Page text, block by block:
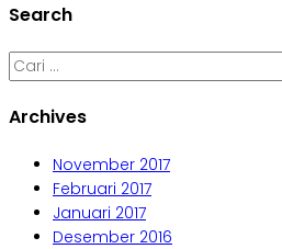
Search
Cari
untuk:
Archives
November 2017
Februari 2017
Januari 2017
Desember 2016